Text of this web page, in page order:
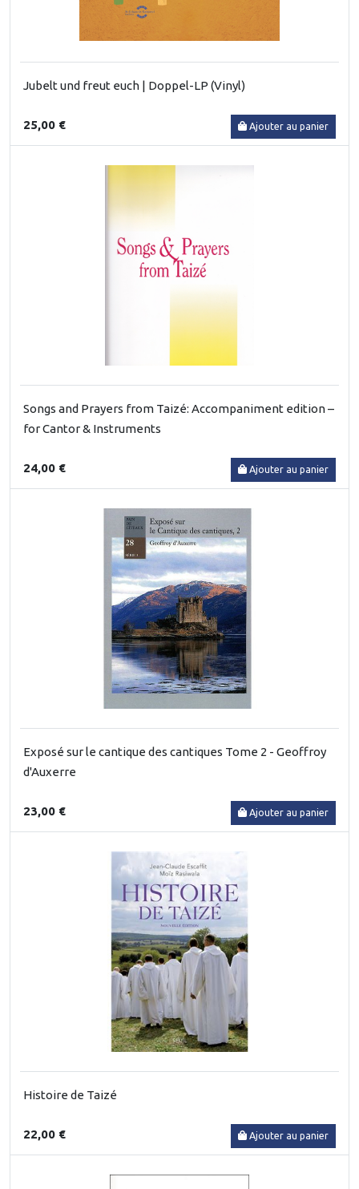
Jubelt und freut euch | Doppel-LP (Vinyl)
25,00 € Ajouter au panier
Songs and Prayers from Taizé: Accompaniment edition –
for Cantor & Instruments
24,00 € Ajouter au panier
Exposé sur le cantique des cantiques Tome 2 - Geoffroy
d'Auxerre
23,00 € Ajouter au panier
Histoire de Taizé
22,00 € Ajouter au panier